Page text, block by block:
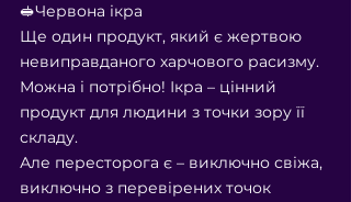
🥪Червона ікра
Ще один продукт, який є жертвою
невиправданого харчового расизму.
Можна і потрібно! Ікра – цінний
продукт для людини з точки зору її
складу.
Але пересторога є – виключно свіжа,
виключно з перевірених точок